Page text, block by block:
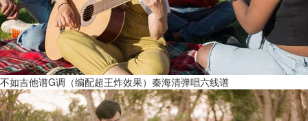
不如吉他谱G调（编配超王炸效果）秦海清弹唱六线谱